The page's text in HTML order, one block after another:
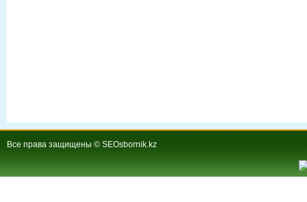
Все права защищены © SEOsbornik.kz